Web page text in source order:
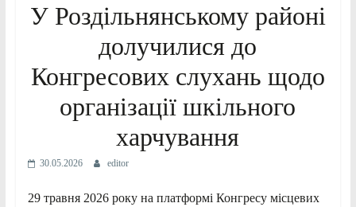
У Роздільнянському районі
долучилися до
Конгресових слухань щодо
організації шкільного
харчування
30.05.2026 editor
29 травня 2026 року на платформі Конгресу місцевих